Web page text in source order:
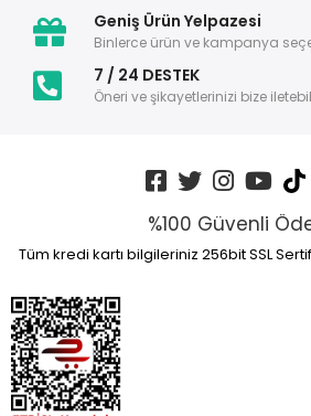
Geniş Ürün Yelpazesi
Binlerce ürün ve kampanya
7 / 24 DESTEK
Öneri ve şikayetlerinizi bize
%100 Güvenli
Tüm kredi kartı bilgileriniz 256bit SSL